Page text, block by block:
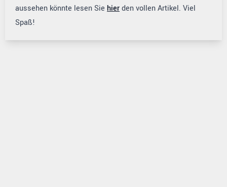
aussehen könnte lesen Sie hierden vollen Artikel. Viel
Spaß!